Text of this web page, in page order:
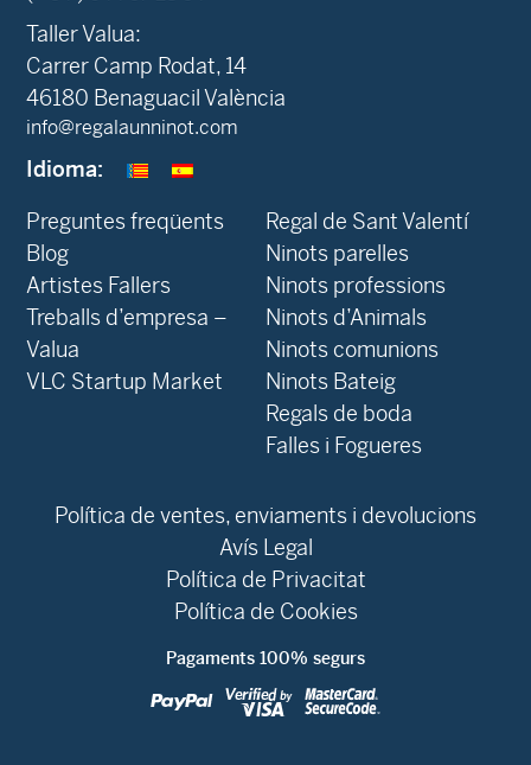
Taller Valua:
Carrer Camp Rodat, 14
46180 Benaguacil València
info@regalaunninot.com
Idioma:
Preguntes freqüents
Blog
‍Artistes Fallers
Treballs d’empresa –
Valua
VLC Startup Market
Regal de Sant Valentí
Ninots parelles
Ninots professions
Ninots d’Animals
Ninots comunions
Ninots Bateig
Regals de boda
Falles i Fogueres
Política de ventes, enviaments i devolucions
Avís Legal
Política de Privacitat
Política de Cookies
Pagaments 100% segurs